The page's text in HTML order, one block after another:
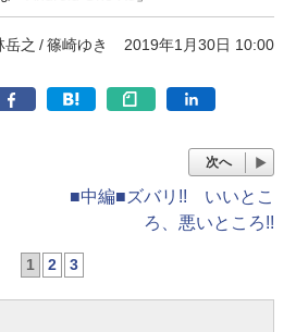
岳之 篠崎ゆき 2019年1月30日 10:00
次へ
■中編■ズバリ!! いいとこ
ろ、悪いところ!!
1 2 3